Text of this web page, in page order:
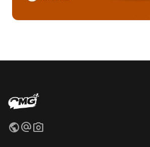
publicalternate_emailphoto_camera